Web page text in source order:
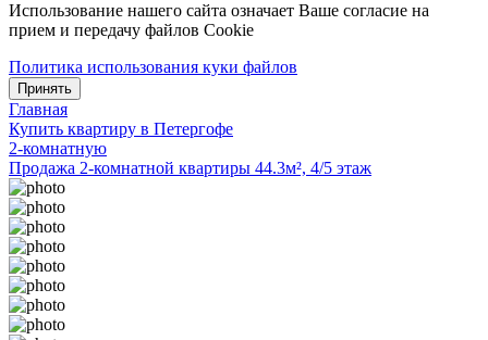
Использование нашего сайта означает Ваше согласие на
прием и передачу файлов Cookie
Политика использования куки файлов
Принять
Главная
Купить квартиру в Петергофе
2-комнатную
Продажа 2-комнатной квартиры 44.3м², 4/5 этаж